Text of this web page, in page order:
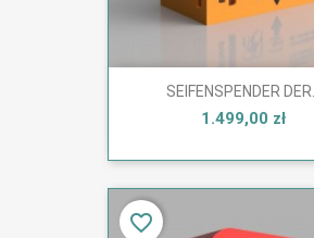
SEIFENSPENDER DER...
1.499,00 zł
favorite_border